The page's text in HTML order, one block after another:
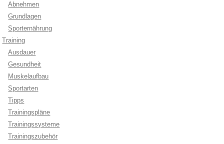
Abnehmen
Grundlagen
Sporternährung
Training
Ausdauer
Gesundheit
Muskelaufbau
Sportarten
Tipps
Trainingspläne
Trainingssysteme
Trainingszubehör